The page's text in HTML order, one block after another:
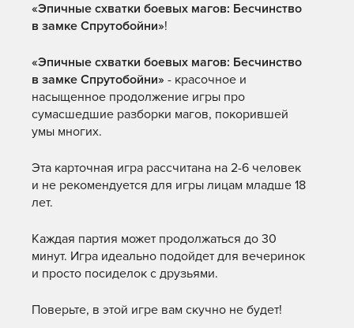
«Эпичные схватки боевых магов: Бесчинство
в замке Спрутобойни»!
«Эпичные схватки боевых магов: Бесчинство
в замке Спрутобойни» - красочное и
насыщенное продолжение игры про
сумасшедшие разборки магов, покорившей
умы многих.
Эта карточная игра рассчитана на 2-6 человек
и не рекомендуется для игры лицам младше 18
лет.
Каждая партия может продолжаться до 30
минут. Игра идеально подойдет для вечеринок
и просто посиделок с друзьями.
Поверьте, в этой игре вам скучно не будет!